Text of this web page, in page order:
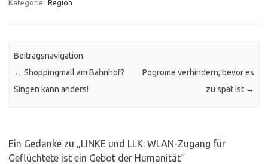
Kategorie: Region
Beitragsnavigation
← Shoppingmall am Bahnhof?
Singen kann anders!
Pogrome verhindern, bevor es
zu spät ist →
Ein Gedanke zu „ LINKE und LLK: WLAN-Zugang für
Geflüchtete ist ein Gebot der Humanität“